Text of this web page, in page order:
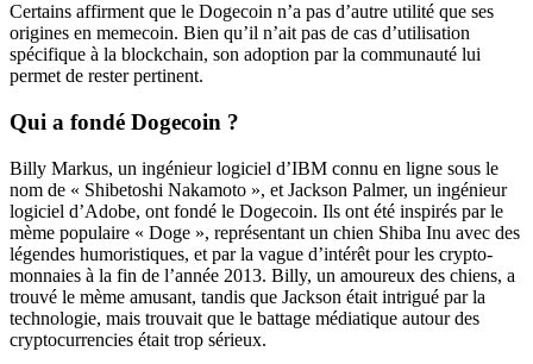
Certains affirment que le Dogecoin n’a pas d’autre utilité que ses
origines en memecoin. Bien qu’il n’ait pas de cas d’utilisation
spécifique à la blockchain, son adoption par la communauté lui
permet de rester pertinent.
Qui a fondé Dogecoin ?
Billy Markus, un ingénieur logiciel d’IBM connu en ligne sous le
nom de « Shibetoshi Nakamoto », et Jackson Palmer, un ingénieur
logiciel d’Adobe, ont fondé le Dogecoin. Ils ont été inspirés par le
mème populaire « Doge », représentant un chien Shiba Inu avec des
légendes humoristiques, et par la vague d’intérêt pour les crypto-
monnaies à la fin de l’année 2013. Billy, un amoureux des chiens, a
trouvé le mème amusant, tandis que Jackson était intrigué par la
technologie, mais trouvait que le battage médiatique autour des
cryptocurrencies était trop sérieux.